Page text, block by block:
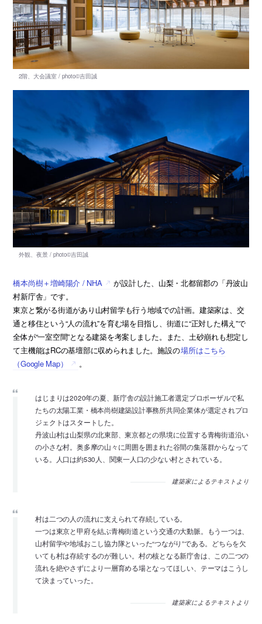
橋本尚樹＋増崎陽介 / NHA
が設計した、山梨・北都留郡の「丹波山
村新庁舎」です。
東京と繋がる街道があり山村留学も行う地域での計画。建築家は、交
通と移住という“人の流れ”を育む場を目指し、街道に“正対した構え”で
全体が“一室空間”となる建築を考案しました。また、土砂崩れも想定し
て主機能はRCの基壇部に収められました。施設の場所はこちら
（Google Map）
。
はじまりは2020年の夏、新庁舎の設計施工者選定プロポーザルで私
たちの太陽工業・橋本尚樹建築設計事務所共同企業体が選定されプロ
ジェクトはスタートした。
丹波山村は山梨県の北東部、東京都との県境に位置する青梅街道沿い
の小さな村。奥多摩の山々に周囲を囲まれた谷間の集落群からなって
いる。人口は約530人、関東一人口の少ない村とされている。
建築家によるテキストより
村は二つの人の流れに支えられて存続している。
一つは東京と甲府を結ぶ青梅街道という交通の大動脈。もう一つは、
山村留学や地域おこし協力隊といった“つながり”である。どちらを欠
いても村は存続するのが難しい。村の核となる新庁舎は、この二つの
流れを絶やさずにより一層育める場となってほしい、テーマはこうし
て決まっていった。
建築家によるテキストより